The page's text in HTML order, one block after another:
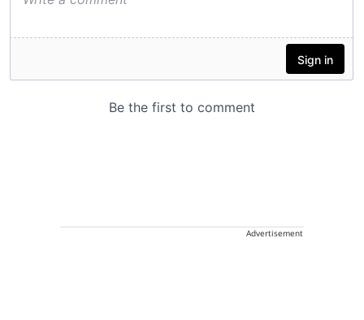
Advertisement